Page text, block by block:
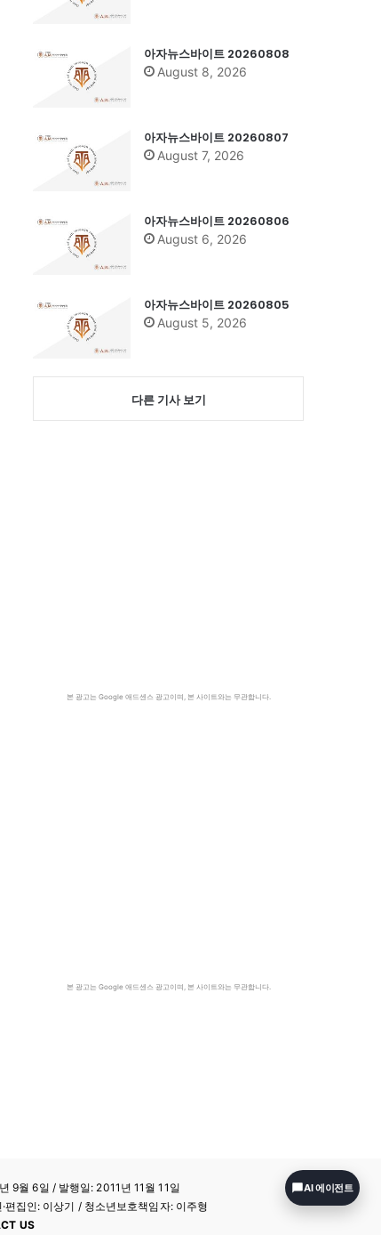
아자뉴스바이트 20260808
August 8, 2026
아자뉴스바이트 20260807
August 7, 2026
아자뉴스바이트 20260806
August 6, 2026
아자뉴스바이트 20260805
August 5, 2026
다른 기사 보기
본 광고는 Google 애드센스 광고이며, 본 사이트와는 무관합니다.
본 광고는 Google 애드센스 광고이며, 본 사이트와는 무관합니다.
9월 6일 / 발행일: 2011년 11월 11일
집인: 이상기 / 청소년보호책임자: 이주형
US
AI 에이전트